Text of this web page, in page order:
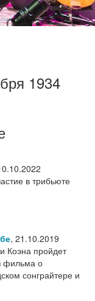
1934
в трибьюте
, 21.10.2019
Коэна пройдет
фильма о
сонграйтере и